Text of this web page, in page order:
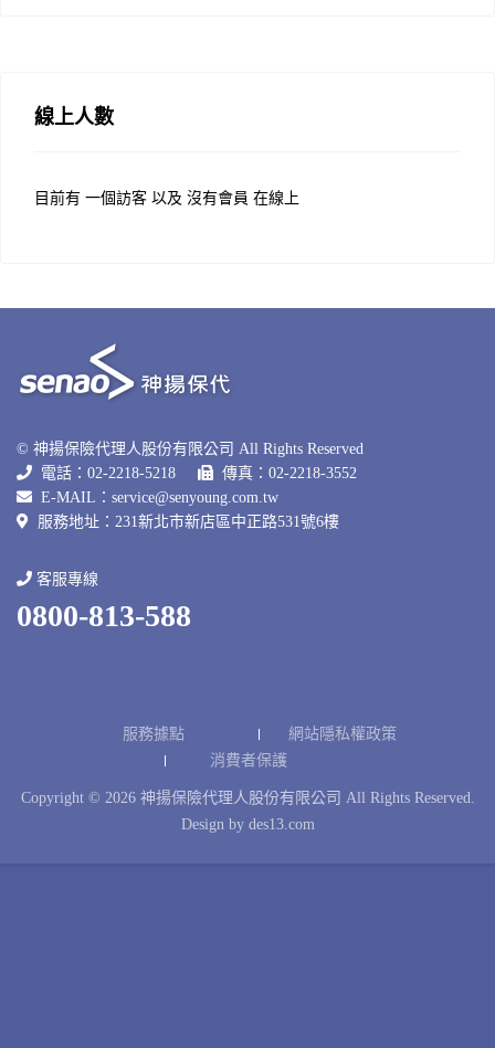
線上人數
目前有 一個訪客 以及 沒有會員 在線上
© 神揚保險代理人股份有限公司 All Rights Reserved
電話：02-2218-5218
傳真：02-2218-3552
E-MAIL： service@senyoung.com.tw
服務地址：231新北巿新店區中正路531號6樓
客服專線
0800-813-588
服務據點
網站隱私權政策
消費者保護
Copyright © 2026 神揚保險代理人股份有限公司 All Rights Reserved.
Design by des13.com